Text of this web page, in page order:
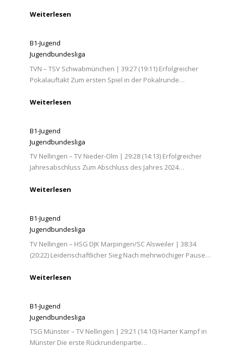
Weiterlesen
B1-Jugend
Jugendbundesliga
TVN – TSV Schwabmünchen | 39:27 (19:11) Erfolgreicher
Pokalauftakt Zum ersten Spiel in der Pokalrunde…
Weiterlesen
B1-Jugend
Jugendbundesliga
TV Nellingen – TV Nieder-Olm | 29:28 (14:13) Erfolgreicher
Jahresabschluss Zum Abschluss des Jahres 2024…
Weiterlesen
B1-Jugend
Jugendbundesliga
TV Nellingen – HSG DJK Marpingen/SC Alsweiler | 38:34
(20:22) Leidenschaftlicher Sieg Nach mehrwöchiger Pause…
Weiterlesen
B1-Jugend
Jugendbundesliga
TSG Münster – TV Nellingen | 29:21 (14:10) Harter Kampf in
Münster Die erste Rückrundenpartie…